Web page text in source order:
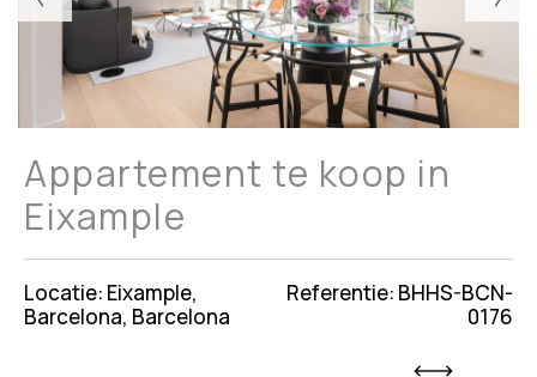
Appartement te koop in
Eixample
Locatie: Eixample,
Barcelona, Barcelona
Referentie: BHHS-BCN-
0176